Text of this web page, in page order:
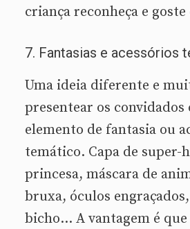
criança reconheça e
7. Fantasias e acessórios
Uma ideia diferente e
presentear os convidados
elemento de fantasia ou
temático. Capa de super-
princesa, máscara de
bruxa, óculos
bicho… A vantagem é